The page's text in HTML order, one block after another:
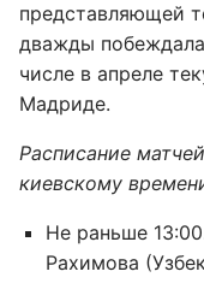
представляющей
дважды
числе в апреле
Мадриде.
Расписание
киевскому
Не раньше
Рахимова